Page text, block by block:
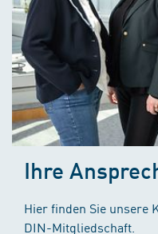
Ihre
Hier finden Sie unsere
DIN-Mitgliedschaft.